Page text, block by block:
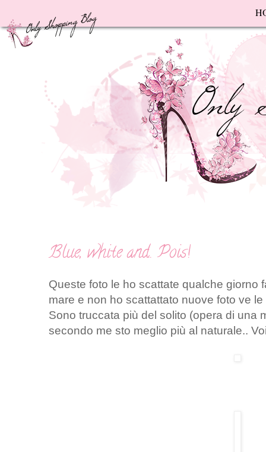
Blue, white and.. Pois!
Queste foto le ho scattate qualche giorno
mare e non ho scattattato nuove foto ve
Sono truccata più del solito (opera di una
secondo me sto meglio più al naturale..